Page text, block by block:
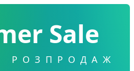
Sale
РОЗПРОДАЖ